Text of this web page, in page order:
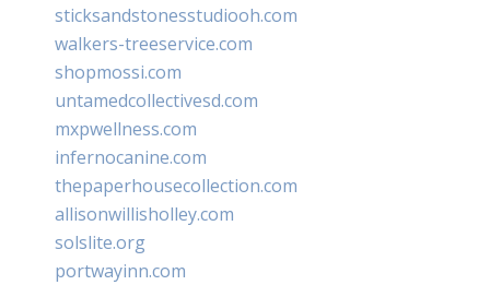
sticksandstonesstudiooh.com
walkers-treeservice.com
shopmossi.com
untamedcollectivesd.com
mxpwellness.com
infernocanine.com
thepaperhousecollection.com
allisonwillisholley.com
solslite.org
portwayinn.com